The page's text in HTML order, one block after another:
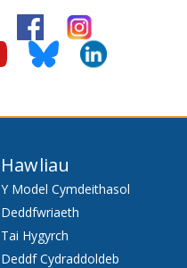
Hawliau
Y Model Cymdeithasol
Deddfwriaeth
Tai Hygyrch
Deddf Cydraddoldeb